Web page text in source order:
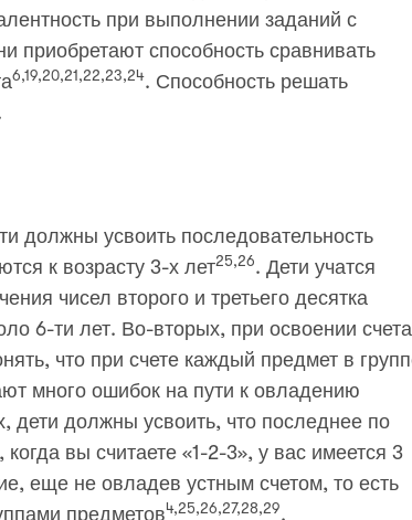
при выполнении заданий с
приобретают способность сравнивать
6,19,20,21,22,23,24. Способность решать
должны усвоить последовательность
к возрасту 3-х лет25,26. Дети учатся
чисел второго и третьего десятка
6-ти лет. Во-вторых, при освоении счета
что при счете каждый предмет в
много ошибок на пути к овладению
дети должны усвоить, что последнее по
вы считаете «1-2-3», у вас имеется 3
еще не овладев устным счетом, то есть
предметов4,25,26,27,28,29.